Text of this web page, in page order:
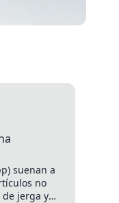
suenan a
no
jerga y